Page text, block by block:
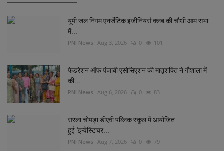
यूपी जल निगम एनर्जेटिक इंजीनियर्स क्लब की चौथी आम सभा
में...
PNI News Aug 3, 2026 0 101
फेडरेशन ऑफ पंजाबी एसोसिएशन की मातृशक्ति ने गौशाला में
की...
PNI News Aug 6, 2026 0 83
सरला चोपड़ा डीएवी पब्लिक स्कूल में आयोजित
हुई 'इन्वेस्टिचर...
PNI News Aug 7, 2026 0 79